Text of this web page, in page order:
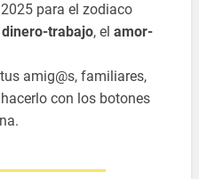
para el zodiaco
dinero-trabajo, elamor-
amig@s, familiares,
con los botones